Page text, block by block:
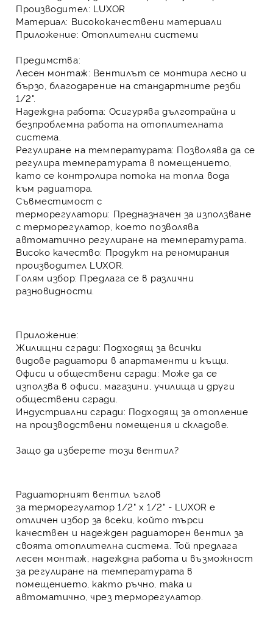
Производител: LUXOR
Материал: Висококачествени материали
Приложение: Отоплителни системи
Предимства:
Лесен монтаж: Вентилът се монтира лесно и
бързо, благодарение на стандартните резби
1/2".
Надеждна работа: Осигурява дълготрайна и
безпроблемна работа на отоплителната
система
Регулиране на температурата: Позволява да се
регулира температурата в помещението,
като се контролира потока на топла вода
към радиатора
Съвместимост с
терморегулатори: Предназначен за използване
с терморегулатор , което позволява
автоматично регулиране на температурата.
Високо качество: Продукт на реномирания
производител LUXOR.
Голям избор: Предлага се в различни
разновидности.
Приложение:
Жилищни сгради: Подходящ за всички
видове радиатори в апартаменти и къщи.
Офиси и обществени сгради: Може да се
използва в офиси, магазини, училища и други
обществени сгради.
Индустриални сгради: Подходящ за отопление
на производствени помещения и складове.
Защо да изберете този вентил?
Радиаторният вентил ъглов
за терморегулатор 1/2" x 1/2" - LUXOR е
отличен избор за всеки, който търси
качествен и надежден радиаторен вентил за
своята отоплителна система . Той предлага
лесен монтаж, надеждна работа и възможност
за регулиране на температурата в
помещението, както ръчно, така и
автоматично, чрез терморегулатор